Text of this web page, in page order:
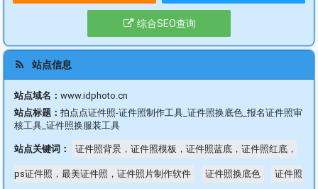
综合SEO查询
站点信息
站点域名： www.idphoto.cn
站点标题： 拍点点证件照-证件照制作工具_证件照换底色_报名证件照审
核工具_证件照换服装工具
站点关键词： 证件照背景，证件照模板，证件照蓝底，证件照红底，
ps证件照，最美证件照，证件照片制作软件 证件照换底色 证件照